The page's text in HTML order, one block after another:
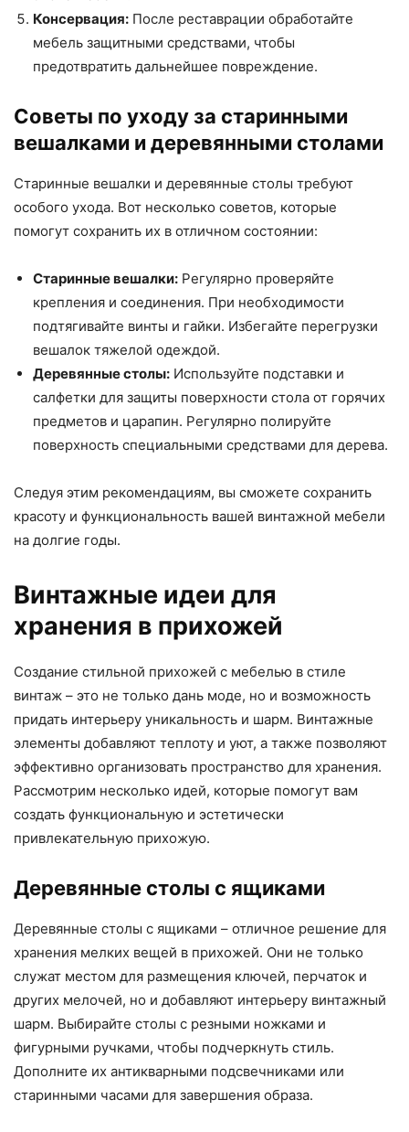
Консервация: После реставрации обработайте
мебель защитными средствами, чтобы
предотвратить дальнейшее повреждение.
Советы по уходу за старинными
вешалками и деревянными столами
Старинные вешалки и деревянные столы требуют
особого ухода. Вот несколько советов, которые
помогут сохранить их в отличном состоянии:
Старинные вешалки: Регулярно проверяйте
крепления и соединения. При необходимости
подтягивайте винты и гайки. Избегайте перегрузки
вешалок тяжелой одеждой.
Деревянные столы: Используйте подставки и
салфетки для защиты поверхности стола от горячих
предметов и царапин. Регулярно полируйте
поверхность специальными средствами для дерева.
Следуя этим рекомендациям, вы сможете сохранить
красоту и функциональность вашей винтажной мебели
на долгие годы.
Винтажные идеи для
хранения в прихожей
Создание стильной прихожей с мебелью в стиле
винтаж – это не только дань моде, но и возможность
придать интерьеру уникальность и шарм. Винтажные
элементы добавляют теплоту и уют, а также позволяют
эффективно организовать пространство для хранения.
Рассмотрим несколько идей, которые помогут вам
создать функциональную и эстетически
привлекательную прихожую.
Деревянные столы с ящиками
Деревянные столы с ящиками – отличное решение для
хранения мелких вещей в прихожей. Они не только
служат местом для размещения ключей, перчаток и
других мелочей, но и добавляют интерьеру винтажный
шарм. Выбирайте столы с резными ножками и
фигурными ручками, чтобы подчеркнуть стиль.
Дополните их антикварными подсвечниками или
старинными часами для завершения образа.